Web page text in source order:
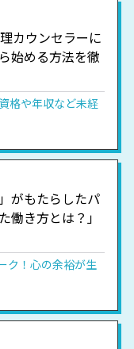
カウンセラーに
始める方法を徹
格や年収など未経
がもたらしたパ
働き方とは？」
ク！心の余裕が生